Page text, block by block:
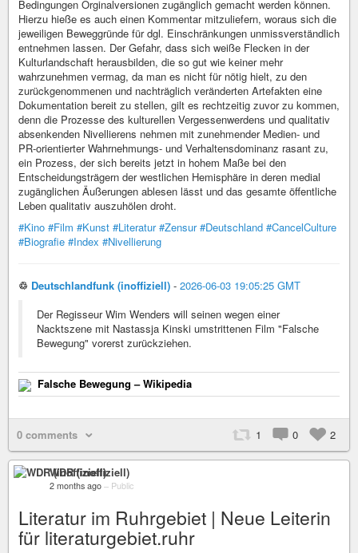
Bedingungen Orginalversionen zugänglich gemacht werden können.
Hierzu hieße es auch einen Kommentar mitzuliefern, woraus sich die
jeweiligen Beweggründe für dgl. Einschränkungen unmissverständlich
entnehmen lassen. Der Gefahr, dass sich weiße Flecken in der
Kulturlandschaft herausbilden, die so gut wie keiner mehr
wahrzunehmen vermag, da man es nicht für nötig hielt, zu den
zurückgenommenen und nachträglich veränderten Artefakten eine
Dokumentation bereit zu stellen, gilt es rechtzeitig zuvor zu kommen,
denn die Prozesse des kulturellen Vergessenwerdens und qualitativ
absenkenden Nivellierens nehmen mit zunehmender Medien- und
PR-orientierter Wahrnehmungs- und Verhaltensdominanz rasant zu,
ein Prozess, der sich bereits jetzt in hohem Maße bei den
Entscheidungsträgern der westlichen Hemisphäre in deren medial
zugänglichen Äußerungen ablesen lässt und das gesamte öffentliche
Leben qualitativ auszuhölen droht.
#Kino #Film #Kunst #Literatur #Zensur #Deutschland #CancelCulture
#Biografie #Index #Nivellierung
♲ Deutschlandfunk (inoffiziell) - 2026-06-03 19:05:25 GMT
Der Regisseur Wim Wenders will seinen wegen einer
Nacktszene mit Nastassja Kinski umstrittenen Film "Falsche
Bewegung" vorerst zurückziehen.
Falsche Bewegung – Wikipedia
0 comments 1 0 2
WDR (inoffiziell)
2 months ago – Public
Literatur im Ruhrgebiet | Neue Leiterin
für literaturgebiet.ruhr